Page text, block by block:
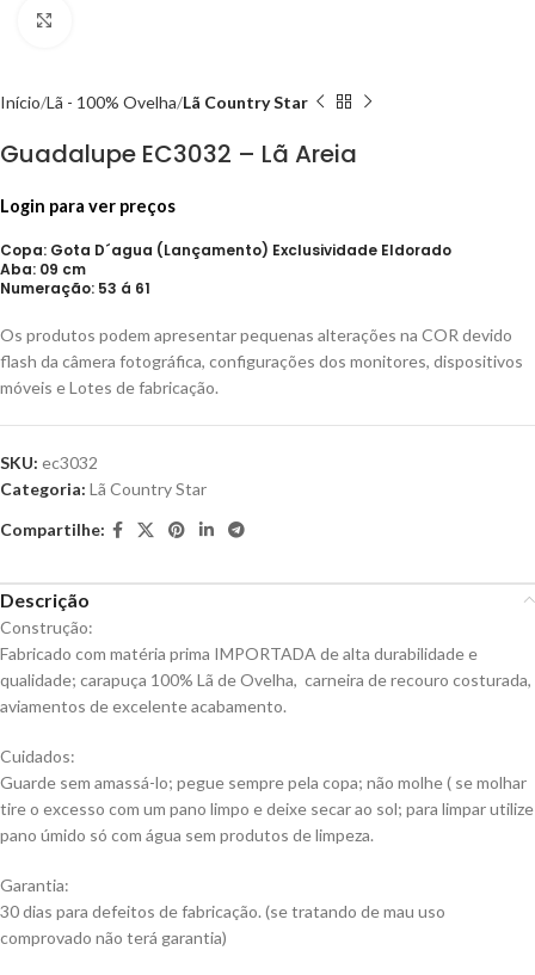
Início Lã - 100% Ovelha Lã Country Star
Guadalupe EC3032 – Lã Areia
Login para ver preços
Copa: Gota D´agua (Lançamento) Exclusividade Eldorado
Aba: 09 cm
Numeração: 53 á 61
Os produtos podem apresentar pequenas alterações na COR devido
flash da câmera fotográfica, configurações dos monitores, dispositivos
móveis e Lotes de fabricação.
SKU: ec3032
Categoria: Lã Country Star
Compartilhe:
Descrição
Construção:
Fabricado com matéria prima IMPORTADA de alta durabilidade e
qualidade; carapuça 100% Lã de Ovelha, carneira de recouro costurada,
aviamentos de excelente acabamento.
Cuidados:
Guarde sem amassá-lo; pegue sempre pela copa; não molhe ( se molhar
tire o excesso com um pano limpo e deixe secar ao sol; para limpar utilize
pano úmido só com água sem produtos de limpeza.
Garantia:
30 dias para defeitos de fabricação. (se tratando de mau uso
comprovado não terá garantia)